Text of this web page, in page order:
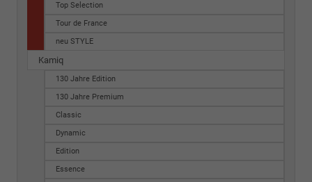
Top Selection
Tour de France
neu STYLE
Kamiq
130 Jahre Edition
130 Jahre Premium
Classic
Dynamic
Edition
Essence